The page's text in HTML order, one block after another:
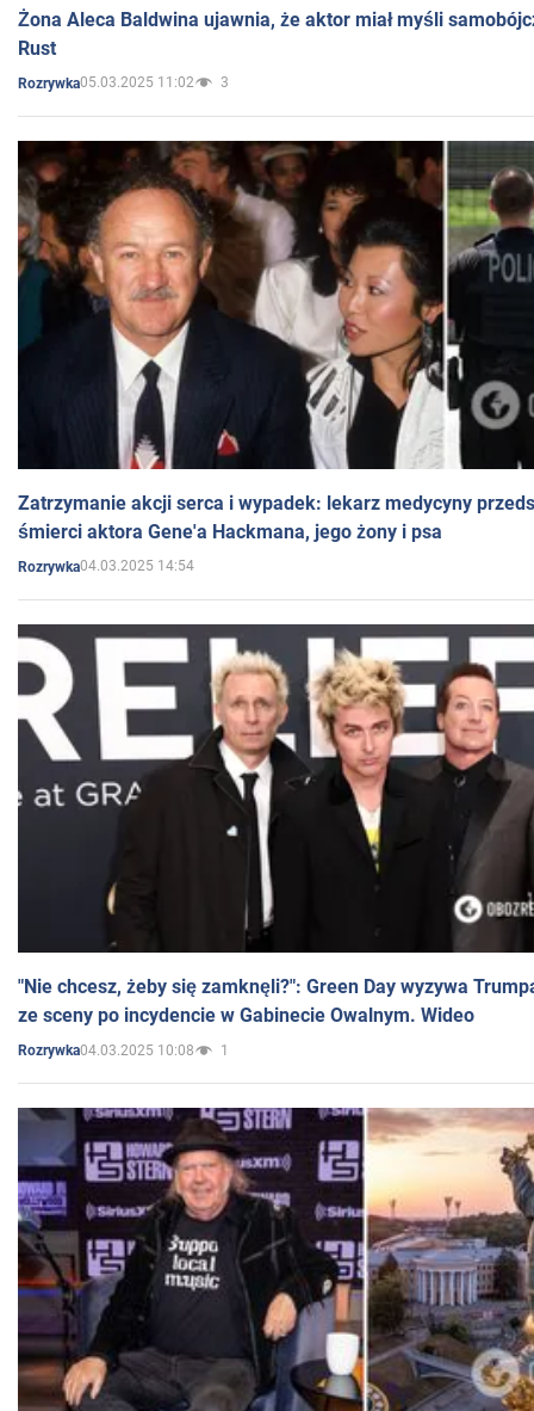
Żona Aleca Baldwina ujawnia, że aktor miał myśli
Rust
Rozrywka05.03.2025 11:02 3
Zatrzymanie akcji serca i wypadek: lekarz medycyny
śmierci aktora Gene'a Hackmana, jego żony i psa
Rozrywka04.03.2025 14:54
"Nie chcesz, żeby się zamknęli?": Green Day wyzywa
ze sceny po incydencie w Gabinecie Owalnym. Wideo
Rozrywka04.03.2025 10:08 1